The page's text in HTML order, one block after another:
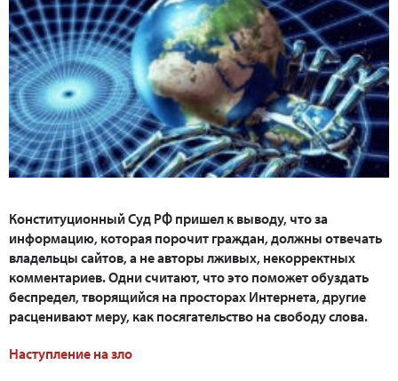
Конституционный Суд РФ пришел к выводу, что за
информацию, которая порочит граждан, должны отвечать
владельцы сайтов, а не авторы лживых, некорректных
комментариев. Одни считают, что это поможет обуздать
беспредел, творящийся на просторах Интернета, другие
расценивают меру, как посягательство на свободу слова.
Наступление на зло